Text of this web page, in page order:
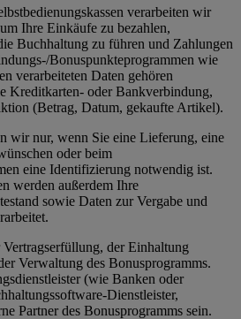
verarbeiten wir
Ihre Einkäufe zu bezahlen,
Buchhaltung zu führen und Zahlungen
Bonuspunkteprogrammen wie
verarbeiteten Daten gehören
Kreditkarten- oder Bankverbindung,
(Betrag, Datum, gekaufte Artikel).
wir nur, wenn Sie eine Lieferung, eine
oder beim
eine Identifizierung notwendig ist.
werden außerdem Ihre
sowie Daten zur Vergabe und
der Einhaltung
Verwaltung des Bonusprogramms.
(wie Banken oder
Dienstleister,
Partner des Bonusprogramms sein.